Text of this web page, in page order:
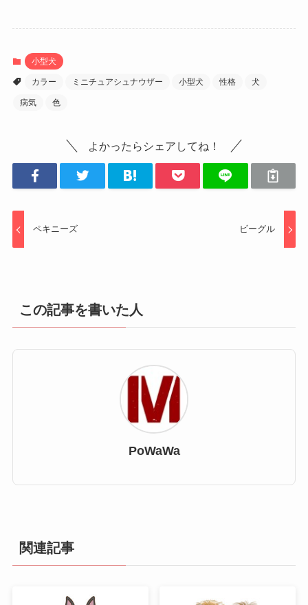
小型犬
カラー ミニチュアシュナウザー 小型犬 性格 犬
病気 色
よかったらシェアしてね！
ペキニーズ ビーグル
この記事を書いた人
PoWaWa
関連記事